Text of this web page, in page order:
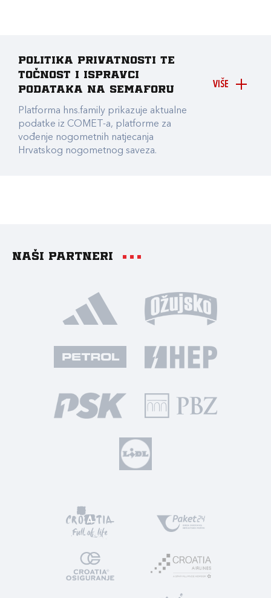
VIŠE
Politika privatnosti te
točnost i ispravci
podataka na Semaforu
Platforma hns.family prikazuje aktualne
podatke iz COMET-a, platforme za
vođenje nogometnih natjecanja
Hrvatskog nogometnog saveza.
Naši partneri